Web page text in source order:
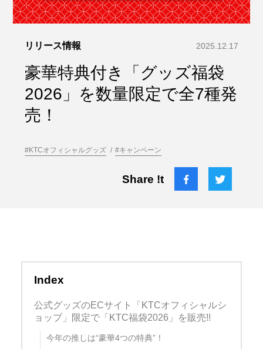
リリース情報 2025.12.17
豪華特典付き「グッズ福袋
2026」を数量限定で全7種発
売！
#KTCオフィシャルグッズ #キャンペーン
Share !t
Index
公式グッズのECサイト「KTCオフィシャルシ
ョップ」限定で「KTC福袋2026」を販売!!
今年の推しは“豪華4つの特典”！